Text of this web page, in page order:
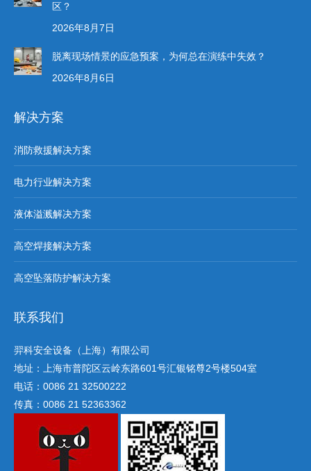
区？
2026年8月7日
脱离现场情景的应急预案，为何总在演练中失效？
2026年8月6日
解决方案
消防救援解决方案
电力行业解决方案
液体溢溅解决方案
高空焊接解决方案
高空坠落防护解决方案
联系我们
羿科安全设备（上海）有限公司
地址：上海市普陀区云岭东路601号汇银铭尊2号楼504室
电话：0086 21 32500222
传真：0086 21 52363362